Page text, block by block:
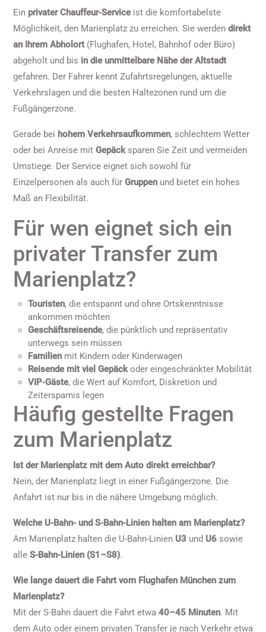
Ein privater Chauffeur-Serviceist die komfortabelste
Möglichkeit, den Marienplatz zu erreichen. Sie werden direkt
an Ihrem Abholort(Flughafen, Hotel, Bahnhof oder Büro)
abgeholt und bis in die unmittelbare Nähe der Altstadt
gefahren. Der Fahrer kennt Zufahrtsregelungen, aktuelle
Verkehrslagen und die besten Haltezonen rund um die
Fußgängerzone.
Gerade bei hohem Verkehrsaufkommen, schlechtem Wetter
oder bei Anreise mit Gepäcksparen Sie Zeit und vermeiden
Umstiege. Der Service eignet sich sowohl für
Einzelpersonen als auch für Gruppen und bietet ein hohes
Maß an Flexibilität.
Für wen eignet sich ein
privater Transfer zum
Marienplatz?
Touristen, die entspannt und ohne Ortskenntnisse
ankommen möchten
Geschäftsreisende, die pünktlich und repräsentativ
unterwegs sein müssen
Familien mit Kindern oder Kinderwagen
Reisende mit viel Gepäckoder eingeschränkter Mobilität
VIP-Gäste, die Wert auf Komfort, Diskretion und
Zeitersparnis legen
Häufig gestellte Fragen
zum Marienplatz
Ist der Marienplatz mit dem Auto direkt erreichbar?
Nein, der Marienplatz liegt in einer Fußgängerzone. Die
Anfahrt ist nur bis in die nähere Umgebung möglich.
Welche U-Bahn- und S-Bahn-Linien halten am Marienplatz?
Am Marienplatz halten die U-Bahn-Linien U3 und U6 sowie
alle S-Bahn-Linien (S1–S8).
Wie lange dauert die Fahrt vom Flughafen München zum
Marienplatz?
Mit der S-Bahn dauert die Fahrt etwa 40–45 Minuten. Mit
dem Auto oder einem privaten Transfer je nach Verkehr etwa